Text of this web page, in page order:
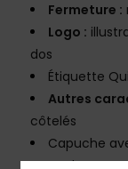
Fermeture :
Logo :
dos
Étiquette
Autres
côtelés
Capuche